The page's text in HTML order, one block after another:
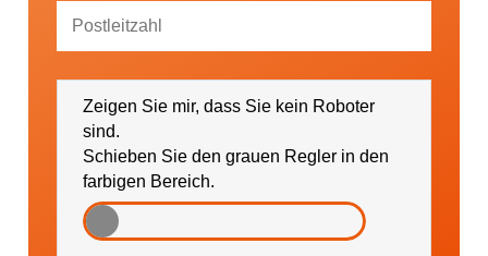
Veranstaltungen sowie regionale Ereignisse (falls
gewünscht bitte PLZ eintragen) informieren darf.
Zeigen Sie mir, dass Sie kein Roboter
sind.
Schieben Sie den grauen Regler in den
farbigen Bereich.